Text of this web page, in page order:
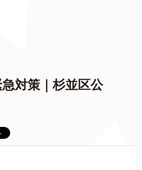
対策｜杉並区公